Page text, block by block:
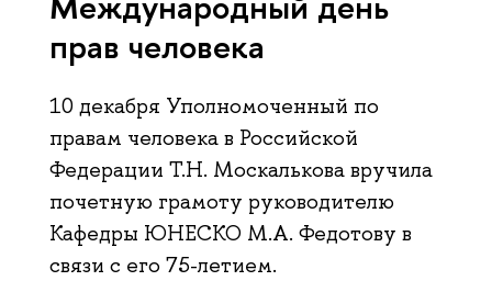
прав человека
10 декабря Уполномоченный по
правам человека в Российской
Федерации Т.Н. Москалькова вручила
почетную грамоту руководителю
Кафедры ЮНЕСКО М.А. Федотову в
связи с его 75-летием.